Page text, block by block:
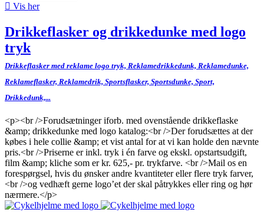
 Vis her
Drikkeflasker og drikkedunke med logo
tryk
Drikkeflasker med reklame logo tryk, Reklamedrikkedunk, Reklamedunke,
Reklameflasker, Reklamedrik, Sportsflasker, Sportsdunke, Sport,
Drikkedunk,...
<p><br />Forudsætninger iforb. med ovenstående drikkeflaske
&amp; drikkedunke med logo katalog:<br />Der forudsættes at der
købes i hele collie &amp; et vist antal for at vi kan holde den nævnte
pris.<br />Priserne er inkl. tryk i én farve og ekskl. opstartsudgift,
film &amp; kliche som er kr. 625,- pr. trykfarve. <br />Mail os en
forespørgsel, hvis du ønsker andre kvantiteter eller flere tryk farver,
<br />og vedhæft gerne logo’et der skal påtrykkes eller ring og hør
nærmere.</p>